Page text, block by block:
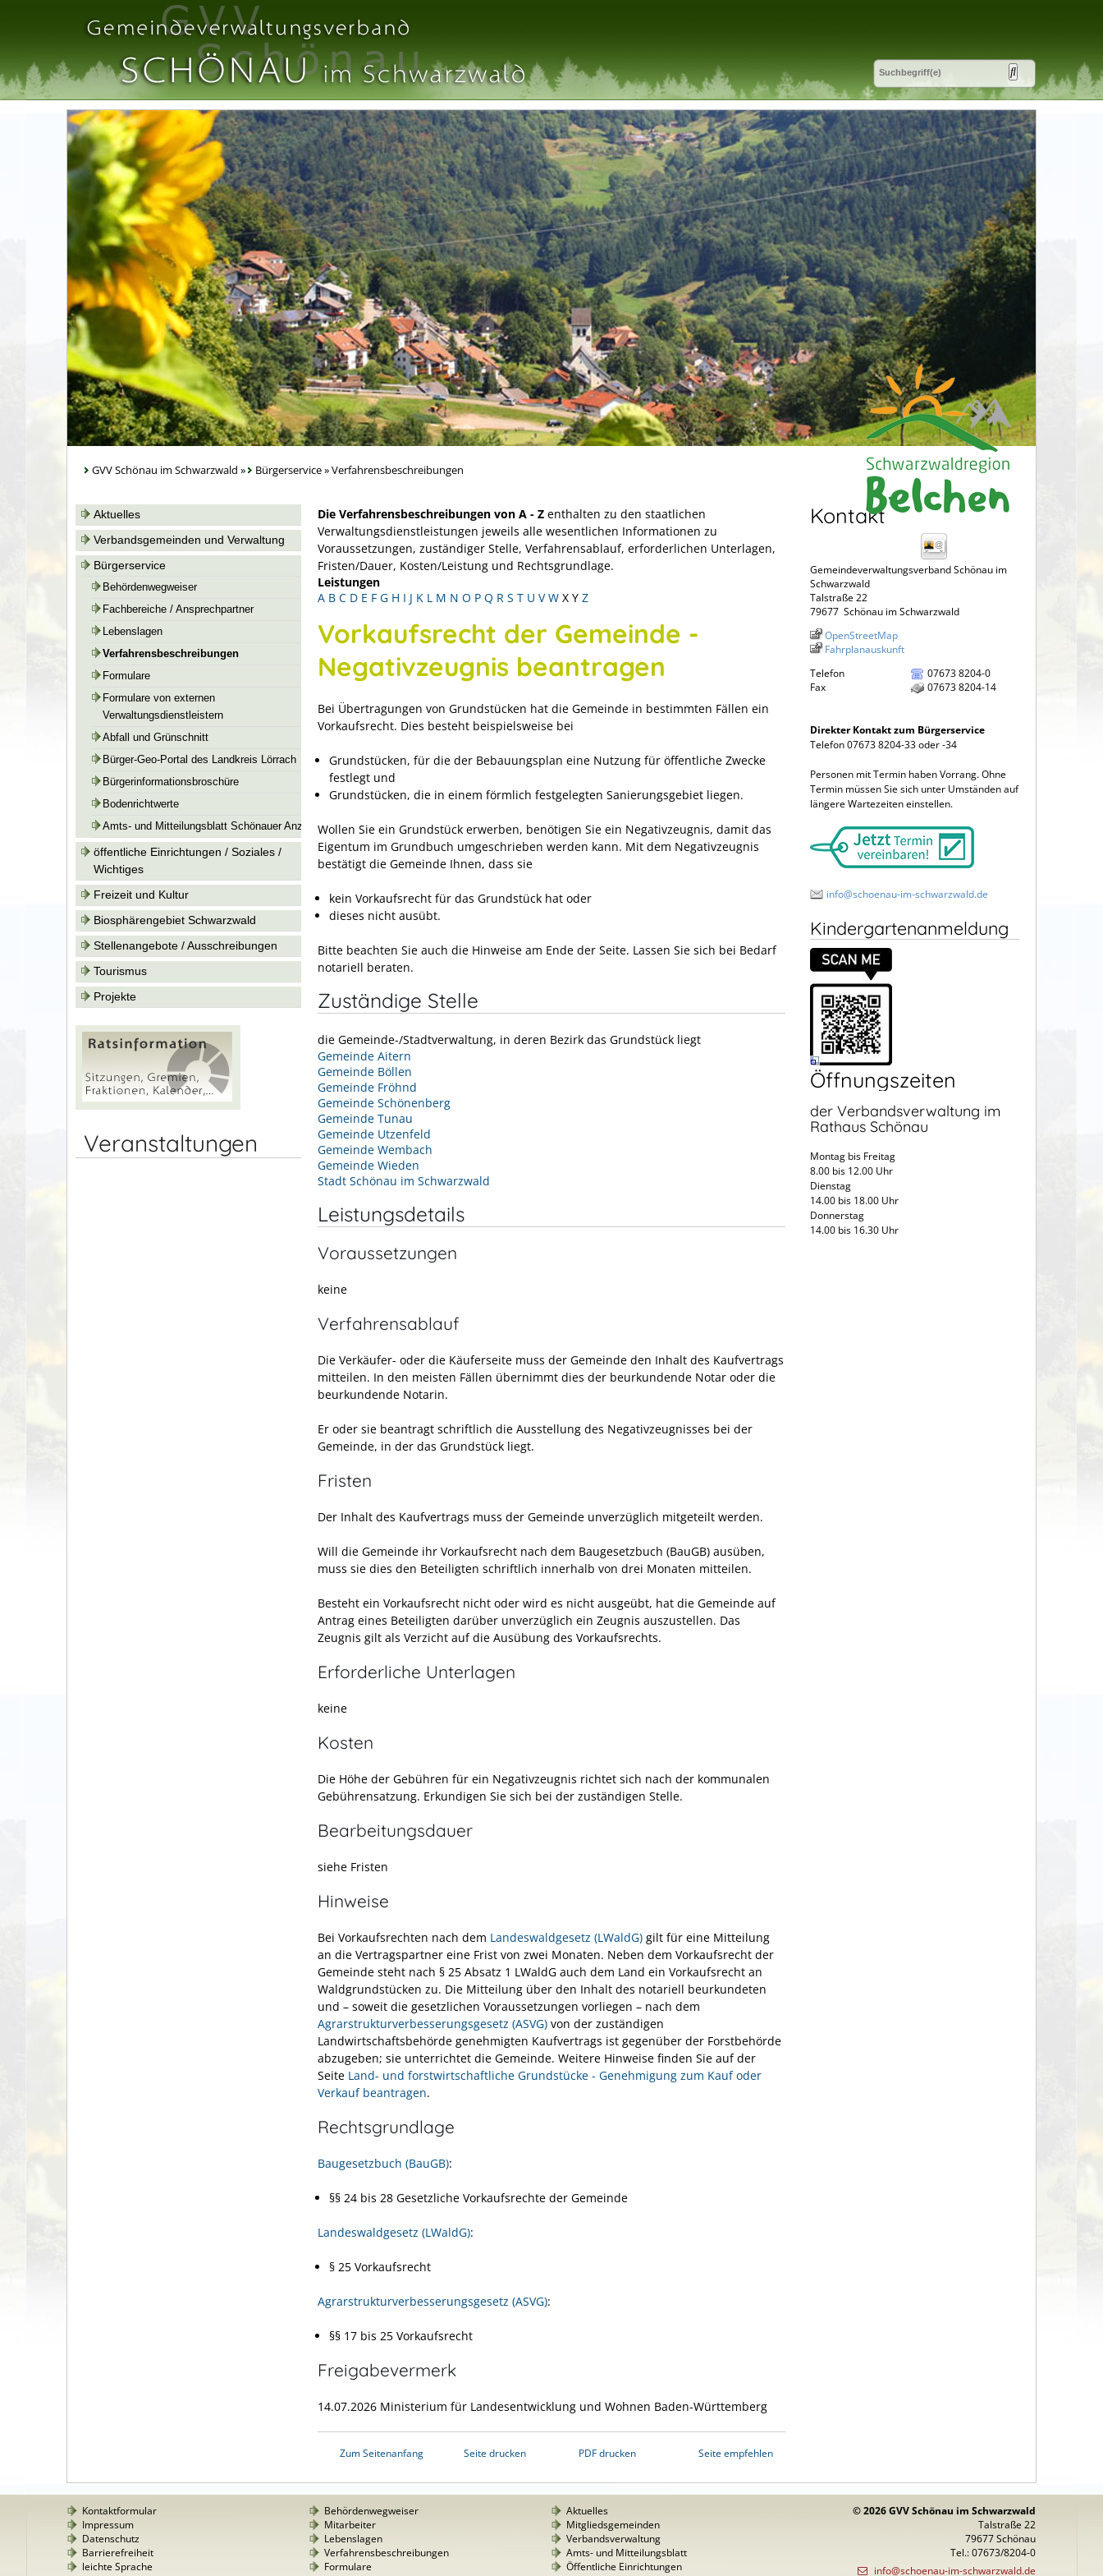
GVV Schönau im Schwarzwald » Bürgerservice»Verfahrensbeschreibungen
Aktuelles
Verbandsgemeinden und Verwaltung
Bürgerservice
Behördenwegweiser
Fachbereiche / Ansprechpartner
Lebenslagen
Verfahrensbeschreibungen
Formulare
Formulare von externen
Verwaltungsdienstleistern
Abfall und Grünschnitt
Bürger-Geo-Portal des Landkreis Lörrach
Bürgerinformationsbroschüre
Bodenrichtwerte
Amts- und Mitteilungsblatt Schönauer Anzeiger
öffentliche Einrichtungen / Soziales /
Wichtiges
Freizeit und Kultur
Biosphärengebiet Schwarzwald
Stellenangebote / Ausschreibungen
Tourismus
Projekte
Veranstaltungen
Die Verfahrensbeschreibungen von A - Z enthalten zu den staatlichen
Verwaltungsdienstleistungen jeweils alle wesentlichen Informationen zu
Voraussetzungen, zuständiger Stelle, Verfahrensablauf, erforderlichen Unterlagen,
Fristen/Dauer, Kosten/Leistung und Rechtsgrundlage.
Leistungen
A B C D E F G H I J K L M N O P Q R S T U V W X Y Z
Vorkaufsrecht der Gemeinde -
Negativzeugnis beantragen
Bei Übertragungen von Grundstücken hat die Gemeinde in bestimmten Fällen ein
Vorkaufsrecht. Dies besteht beispielsweise bei
Grundstücken, für die der Bebauungsplan eine Nutzung für öffentliche Zwecke
festlegt und
Grundstücken, die in einem förmlich festgelegten Sanierungsgebiet liegen.
Wollen Sie ein Grundstück erwerben, benötigen Sie ein Negativzeugnis, damit das
Eigentum im Grundbuch umgeschrieben werden kann. Mit dem Negativzeugnis
bestätigt die Gemeinde Ihnen, dass sie
kein Vorkaufsrecht für das Grundstück hat oder
dieses nicht ausübt.
Bitte beachten Sie auch die Hinweise am Ende der Seite. Lassen Sie sich bei Bedarf
notariell beraten.
Zuständige Stelle
die Gemeinde-/Stadtverwaltung, in deren Bezirk das Grundstück liegt
Gemeinde Aitern
Gemeinde Böllen
Gemeinde Fröhnd
Gemeinde Schönenberg
Gemeinde Tunau
Gemeinde Utzenfeld
Gemeinde Wembach
Gemeinde Wieden
Stadt Schönau im Schwarzwald
Leistungsdetails
Voraussetzungen
keine
Verfahrensablauf
Die Verkäufer- oder die Käuferseite muss der Gemeinde den Inhalt des Kaufvertrags
mitteilen. In den meisten Fällen übernimmt dies der beurkundende Notar oder die
beurkundende Notarin.
Er oder sie beantragt schriftlich die Ausstellung des Negativzeugnisses bei der
Gemeinde, in der das Grundstück liegt.
Fristen
Der Inhalt des Kaufvertrags muss der Gemeinde unverzüglich mitgeteilt werden.
Will die Gemeinde ihr Vorkaufsrecht nach dem Baugesetzbuch (BauGB) ausüben,
muss sie dies den Beteiligten schriftlich innerhalb von drei Monaten mitteilen.
Besteht ein Vorkaufsrecht nicht oder wird es nicht ausgeübt, hat die Gemeinde auf
Antrag eines Beteiligten darüber unverzüglich ein Zeugnis auszustellen. Das
Zeugnis gilt als Verzicht auf die Ausübung des Vorkaufsrechts.
Erforderliche Unterlagen
keine
Kosten
Die Höhe der Gebühren für ein Negativzeugnis richtet sich nach der kommunalen
Gebührensatzung. Erkundigen Sie sich bei der zuständigen Stelle.
Bearbeitungsdauer
siehe Fristen
Hinweise
Bei Vorkaufsrechten nach dem Landeswaldgesetz (LWaldG) gilt für eine Mitteilung
an die Vertragspartner eine Frist von zwei Monaten. Neben dem Vorkaufsrecht der
Gemeinde steht nach § 25 Absatz 1 LWaldG auch dem Land ein Vorkaufsrecht an
Waldgrundstücken zu. Die Mitteilung über den Inhalt des notariell beurkundeten
und – soweit die gesetzlichen Voraussetzungen vorliegen – nach dem
Agrarstrukturverbesserungsgesetz (ASVG) von der zuständigen
Landwirtschaftsbehörde genehmigten Kaufvertrags ist gegenüber der Forstbehörde
abzugeben; sie unterrichtet die Gemeinde. Weitere Hinweise finden Sie auf der
Seite Land- und forstwirtschaftliche Grundstücke - Genehmigung zum Kauf oder
Verkauf beantragen.
Rechtsgrundlage
Baugesetzbuch (BauGB):
§§ 24 bis 28 Gesetzliche Vorkaufsrechte der Gemeinde
Landeswaldgesetz (LWaldG):
§ 25 Vorkaufsrecht
Agrarstrukturverbesserungsgesetz (ASVG):
§§ 17 bis 25 Vorkaufsrecht
Freigabevermerk
14.07.2026 Ministerium für Landesentwicklung und Wohnen Baden-Württemberg
Zum Seitenanfang Seite drucken PDF drucken Seite empfehlen
Kontakt
Gemeindeverwaltungsverband Schönau im
Schwarzwald
Talstraße 22
79677 Schönau im Schwarzwald
OpenStreetMap
Fahrplanauskunft
Telefon
07673 8204-0
Fax
07673 8204-14
Direkter Kontakt zum Bürgerservice
Telefon 07673 8204-33 oder -34
Personen mit Termin haben Vorrang. Ohne
Termin müssen Sie sich unter Umständen auf
längere Wartezeiten einstellen.
info@schoenau-im-schwarzwald.de
Kindergartenanmeldung
Öffnungszeiten
der Verbandsverwaltung im
Rathaus Schönau
Montag bis Freitag
8.00 bis 12.00 Uhr
Dienstag
14.00 bis 18.00 Uhr
Donnerstag
14.00 bis 16.30 Uhr
Kontaktformular
Impressum
Datenschutz
Barrierefreiheit
leichte Sprache
Behördenwegweiser
Mitarbeiter
Lebenslagen
Verfahrensbeschreibungen
Formulare
Aktuelles
Mitgliedsgemeinden
Verbandsverwaltung
Amts- und Mitteilungsblatt
Öffentliche Einrichtungen
© 2026 GVV Schönau im Schwarzwald
Talstraße 22
79677 Schönau
Tel.: 07673/8204-0
info@schoenau-im-schwarzwald.de